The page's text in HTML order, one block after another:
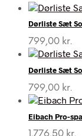
Dørliste Sæt
799,00 kr.
Dørliste Sæt
799,00 kr.
Eibach Pro-